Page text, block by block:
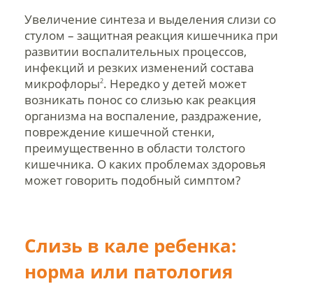
Увеличение синтеза и выделения слизи со
стулом – защитная реакция кишечника при
развитии воспалительных процессов,
инфекций и резких изменений состава
микрофлоры2. Нередко у детей может
возникать понос со слизью как реакция
организма на воспаление, раздражение,
повреждение кишечной стенки,
преимущественно в области толстого
кишечника. О каких проблемах здоровья
может говорить подобный симптом?
Слизь в кале ребенка:
норма или патология